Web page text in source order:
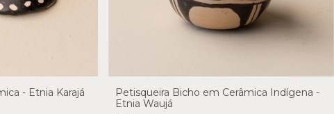
- Etnia Karajá
Petisqueira Bicho em Cerâmica Indígena -
Etnia Waujá